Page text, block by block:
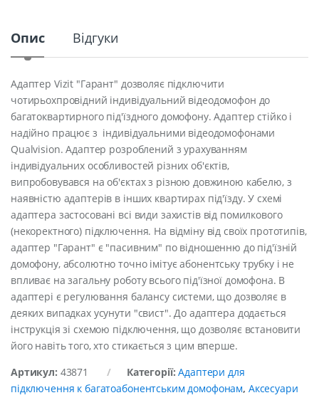
Опис Відгуки
Адаптер Vizit "Гарант" дозволяє підключити
чотирьохпровідний індивідуальний відеодомофон до
багатоквартирного під'їздного домофону. Адаптер стійко і
надійно працює з індивідуальними відеодомофонами
Qualvision. Адаптер розроблений з урахуванням
індивідуальних особливостей різних об'єктів,
випробовувався на об'єктах з різною довжиною кабелю, з
наявністю адаптерів в інших квартирах під'їзду. У схемі
адаптера застосовані всі види захистів від помилкового
(некоректного) підключення. На відміну від своїх прототипів,
адаптер "Гарант" є "пасивним" по відношенню до під'їзній
домофону, абсолютно точно імітує абонентську трубку і не
впливає на загальну роботу всього під'їзної домофона. В
адаптері є регулювання балансу системи, що дозволяє в
деяких випадках усунути "свист". До адаптера додається
інструкція зі схемою підключення, що дозволяє встановити
його навіть того, хто стикається з цим вперше.
Артикул: 43871 Категорії:Адаптери для
підключення к багатоабонентським домофонам, Аксесуари